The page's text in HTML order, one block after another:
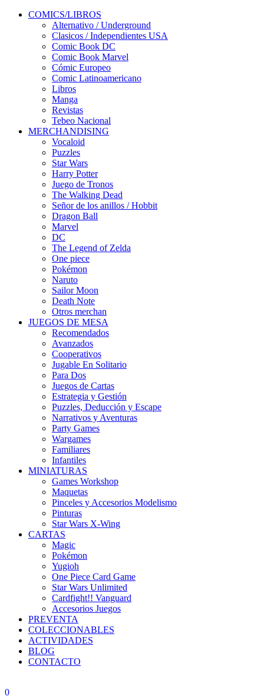
COMICS/LIBROS
Alternativo / Underground
Clasicos / Independientes USA
Comic Book DC
Comic Book Marvel
Cómic Europeo
Comic Latinoamericano
Libros
Manga
Revistas
Tebeo Nacional
MERCHANDISING
Vocaloid
Puzzles
Star Wars
Harry Potter
Juego de Tronos
The Walking Dead
Señor de los anillos / Hobbit
Dragon Ball
Marvel
DC
The Legend of Zelda
One piece
Pokémon
Naruto
Sailor Moon
Death Note
Otros merchan
JUEGOS DE MESA
Recomendados
Avanzados
Cooperativos
Jugable En Solitario
Para Dos
Juegos de Cartas
Estrategia y Gestión
Puzzles, Deducción y Escape
Narrativos y Aventuras
Party Games
Wargames
Familiares
Infantiles
MINIATURAS
Games Workshop
Maquetas
Pinceles y Accesorios Modelismo
Pinturas
Star Wars X-Wing
CARTAS
Magic
Pokémon
Yugioh
One Piece Card Game
Star Wars Unlimited
Cardfight!! Vanguard
Accesorios Juegos
PREVENTA
COLECCIONABLES
ACTIVIDADES
BLOG
CONTACTO
0